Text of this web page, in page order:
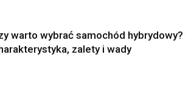
warto wybrać samochód hybrydowy?
zalety i wady